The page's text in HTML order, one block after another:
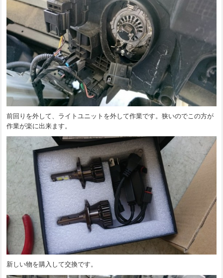
前回りを外して、ライトユニットを外して作業です。狭いのでこの方が
作業が楽に出来ます。
新しい物を購入して交換です。